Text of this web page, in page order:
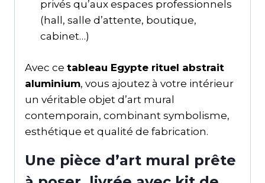
privés qu’aux espaces professionnels
(hall, salle d’attente, boutique,
cabinet…)
Avec ce tableau Egypte rituel abstrait
aluminium, vous ajoutez à votre intérieur
un véritable objet d’art mural
contemporain, combinant symbolisme,
esthétique et qualité de fabrication.
Une pièce d’art mural prête